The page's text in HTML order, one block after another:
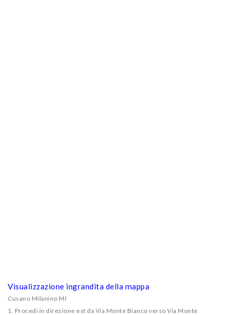
Visualizzazione ingrandita della mappa
Cusano Milanino MI
1. Procedi in direzione est da Via Monte Bianco verso Via Monte